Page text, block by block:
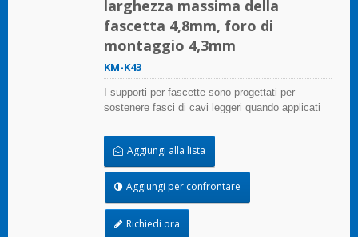
larghezza massima della
fascetta 4,8mm, foro di
montaggio 4,3mm
KM-K43
I supporti per fascette sono progettati per
sostenere fasci di cavi leggeri quando applicati
liscia e priva di grasso.
Aggiungi alla lista
Aggiungi per confrontare
Richiedi ora